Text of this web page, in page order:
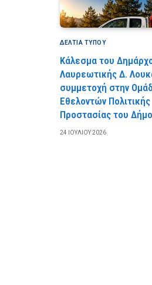
ΔΕΛΤΙΑ ΤΥΠΟΥ
Κάλεσμα του
Λαυρεωτικής Δ.
συμμετοχή στην
Εθελοντών Πολιτικής
Προστασίας του
24 ΙΟΥΛΊΟΥ 2026